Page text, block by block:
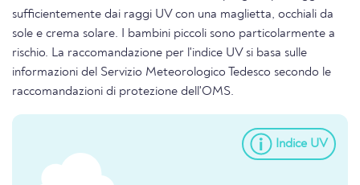
sufficientemente dai raggi UV con una maglietta, occhiali da
sole e crema solare. I bambini piccoli sono particolarmente a
rischio. La raccomandazione per l'indice UV si basa sulle
informazioni del Servizio Meteorologico Tedesco secondo le
raccomandazioni di protezione dell'OMS.
Indice UV